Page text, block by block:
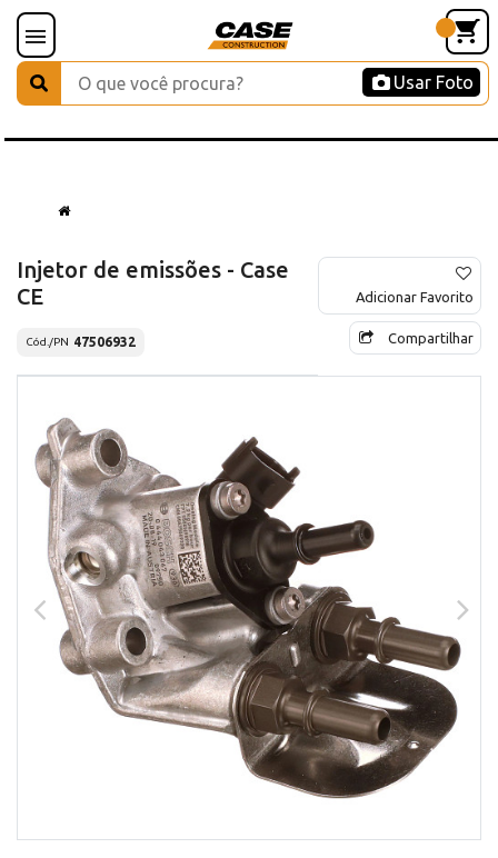
Usar Foto
Injetor de emissões - Case
CE
Cód./PN 47506932
Adicionar Favorito
Compartilhar